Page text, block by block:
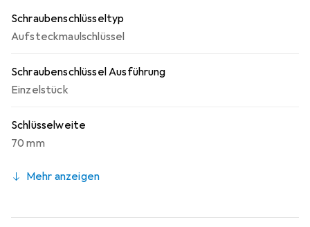
Schraubenschlüsseltyp
Aufsteckmaulschlüssel
Schraubenschlüssel Ausführung
Einzelstück
Schlüsselweite
70 mm
Mehr anzeigen